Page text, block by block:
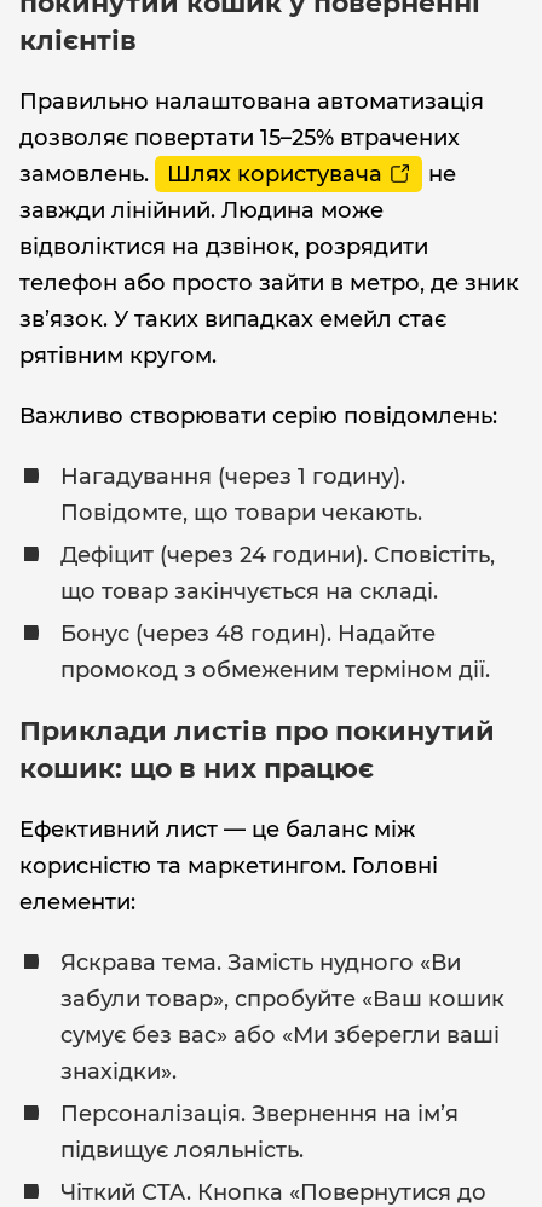
клієнтів
Правильно налаштована автоматизація
дозволяє повертати 15–25% втрачених
замовлень.
Шлях користувача
не
завжди лінійний. Людина може
відволіктися на дзвінок, розрядити
телефон або просто зайти в метро, де зник
зв’язок. У таких випадках емейл стає
рятівним кругом.
Важливо створювати серію повідомлень:
Нагадування (через 1 годину).
Повідомте, що товари чекають.
Дефіцит (через 24 години). Сповістіть,
що товар закінчується на складі.
Бонус (через 48 годин). Надайте
промокод з обмеженим терміном дії.
Приклади листів про покинутий
кошик: що в них працює
Ефективний лист — це баланс між
корисністю та маркетингом. Головні
елементи:
Яскрава тема. Замість нудного «Ви
забули товар», спробуйте «Ваш кошик
сумує без вас» або «Ми зберегли ваші
знахідки».
Персоналізація. Звернення на ім’я
підвищує лояльність.
Чіткий CTA. Кнопка «Повернутися до